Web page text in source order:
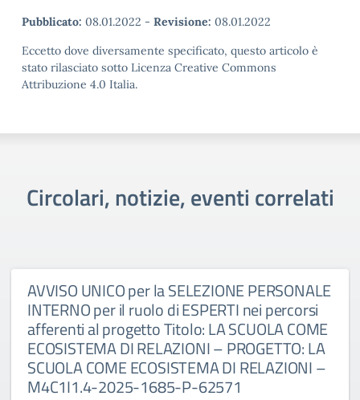
Pubblicato: 08.01.2022 - Revisione: 08.01.2022
Eccetto dove diversamente specificato, questo articolo è
stato rilasciato sotto Licenza Creative Commons
Attribuzione 4.0 Italia.
Circolari, notizie, eventi correlati
AVVISO UNICO per la SELEZIONE PERSONALE
INTERNO per il ruolo di ESPERTI nei percorsi
afferenti al progetto Titolo: LA SCUOLA COME
ECOSISTEMA DI RELAZIONI – PROGETTO: LA
SCUOLA COME ECOSISTEMA DI RELAZIONI –
M4C1I1.4-2025-1685-P-62571